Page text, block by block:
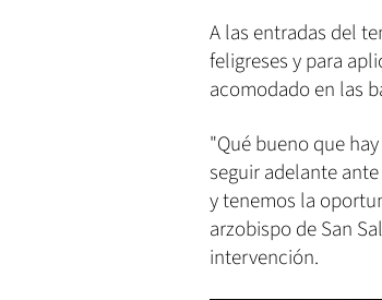
A las entradas del
feligreses y para
acomodado en las
"Qué bueno que
seguir adelante
y tenemos la
arzobispo de San
intervención.